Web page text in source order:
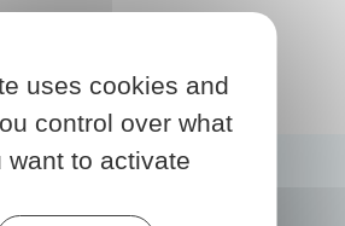
uses cookies and
control over what
want to activate